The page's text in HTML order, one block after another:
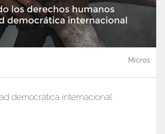
Micros
democrática internacional